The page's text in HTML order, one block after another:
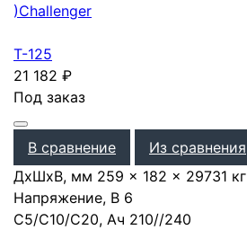
)Challenger
T-125
21 182 ₽
Под заказ
В сравнение
Из сравнения
ДхШхВ, мм 259 × 182 × 29731 кг
Напряжение, В 6
С5/С10/С20, Ач 210//240